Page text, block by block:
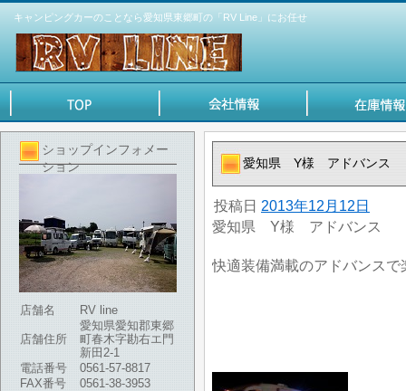
キャンピングカーのことなら愛知県東郷町の「RV Line」にお任せ
ショップインフォメー
ション
店舗名 RV line
店舗住所
愛知県愛知郡東郷
町春木字勘右エ門
新田2-1
電話番号
0561-57-8817
FAX番号
0561-38-3953
愛知県 Y様 アドバンス
投稿日 2013年12月12日
愛知県 Y様 アドバンス
快適装備満載のアドバンスで